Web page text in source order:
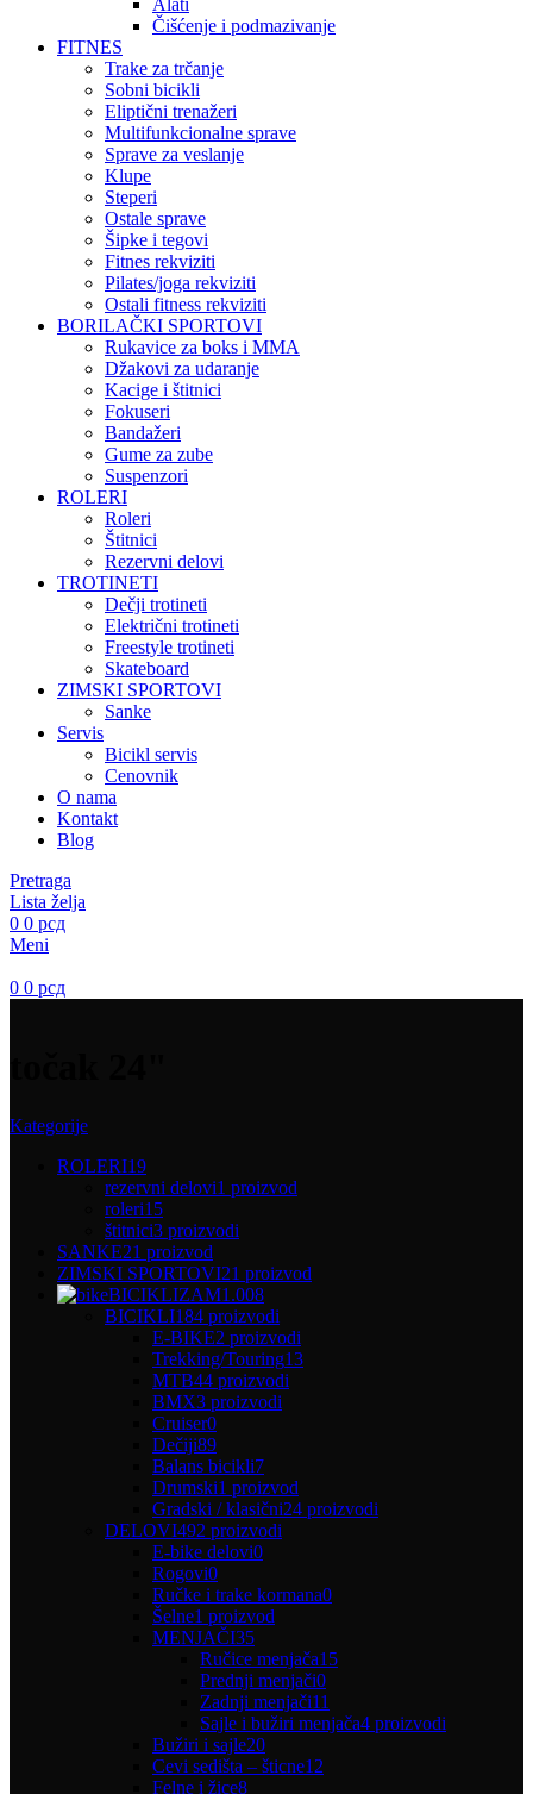
Alati
Čišćenje i podmazivanje
FITNES
Trake za trčanje
Sobni bicikli
Eliptični trenažeri
Multifunkcionalne sprave
Sprave za veslanje
Klupe
Steperi
Ostale sprave
Šipke i tegovi
Fitnes rekviziti
Pilates/joga rekviziti
Ostali fitness rekviziti
BORILAČKI SPORTOVI
Rukavice za boks i MMA
Džakovi za udaranje
Kacige i štitnici
Fokuseri
Bandažeri
Gume za zube
Suspenzori
ROLERI
Roleri
Štitnici
Rezervni delovi
TROTINETI
Dečji trotineti
Električni trotineti
Freestyle trotineti
Skateboard
ZIMSKI SPORTOVI
Sanke
Servis
Bicikl servis
Cenovnik
O nama
Kontakt
Blog
Pretraga
Lista želja
0 0 рсд
Meni
0 0 рсд
Kategorije
ROLERI19
rezervni delovi1 proizvod
roleri15
štitnici3 proizvodi
SANKE21 proizvod
ZIMSKI SPORTOVI21 proizvod
BICIKLIZAM1.008
BICIKLI184 proizvodi
E-BIKE2 proizvodi
Trekking/Touring13
MTB44 proizvodi
BMX3 proizvodi
Cruiser0
Dečiji89
Balans bicikli7
Drumski1 proizvod
Gradski / klasični24 proizvodi
DELOVI492 proizvodi
E-bike delovi0
Rogovi0
Ručke i trake kormana0
Šelne1 proizvod
MENJAČI35
Ručice menjača15
Prednji menjači0
Zadnji menjači11
Sajle i bužiri menjača4 proizvodi
Bužiri i sajle20
Cevi sedišta – šticne12
Felne i žice8